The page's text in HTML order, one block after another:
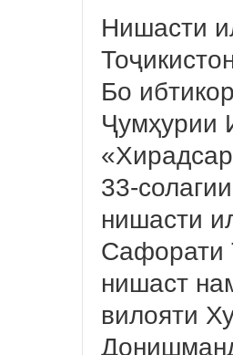
Нишасти
Бо
Ҷумҳурии
33-
нишасти
Сафорати
нишаст
вилояти